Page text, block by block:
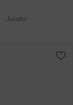
Juoda